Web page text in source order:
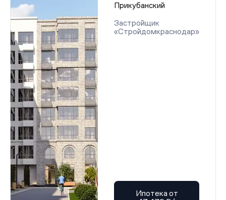
Прикубанский
Застройщик
«Стройдомкраснодар»
Ипотека от